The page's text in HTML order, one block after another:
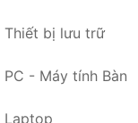
Thiết bị lưu trữ
PC - Máy tính Bàn
Laptop